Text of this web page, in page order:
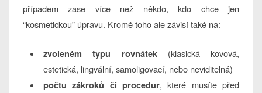
případem zase více než někdo, kdo chce jen
“kosmetickou” úpravu. Kromě toho ale závisí také na:
zvoleném typu rovnátek(klasická kovová,
estetická, lingvální, samoligovací, nebo neviditelná)
počtu zákroků či procedur, které musíte před